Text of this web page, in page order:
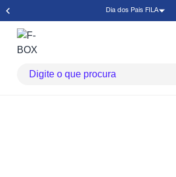
Dia dos Pais FILA